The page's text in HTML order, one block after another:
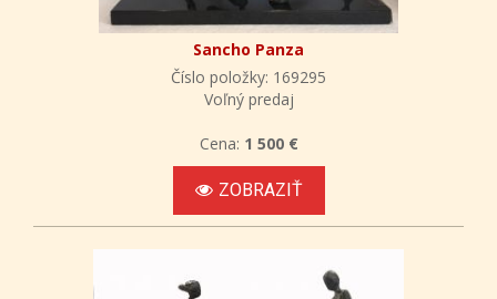
Sancho Panza
Číslo položky: 169295
Voľný predaj
Cena: 1 500 €
ZOBRAZIŤ